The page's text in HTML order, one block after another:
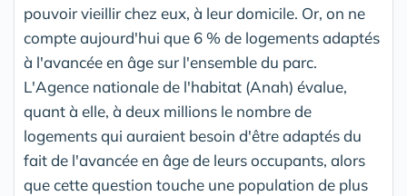
pouvoir vieillir chez eux, à leur domicile. Or, on ne
compte aujourd'hui que 6 % de logements adaptés
à l'avancée en âge sur l'ensemble du parc.
L'Agence nationale de l'habitat (Anah) évalue,
quant à elle, à deux millions le nombre de
logements qui auraient besoin d'être adaptés du
fait de l'avancée en âge de leurs occupants, alors
que cette question touche une population de plus